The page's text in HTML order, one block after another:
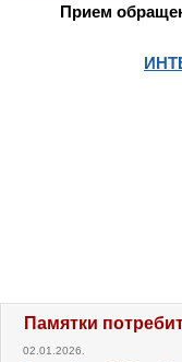
Прием
Памятки
02.01.2026.